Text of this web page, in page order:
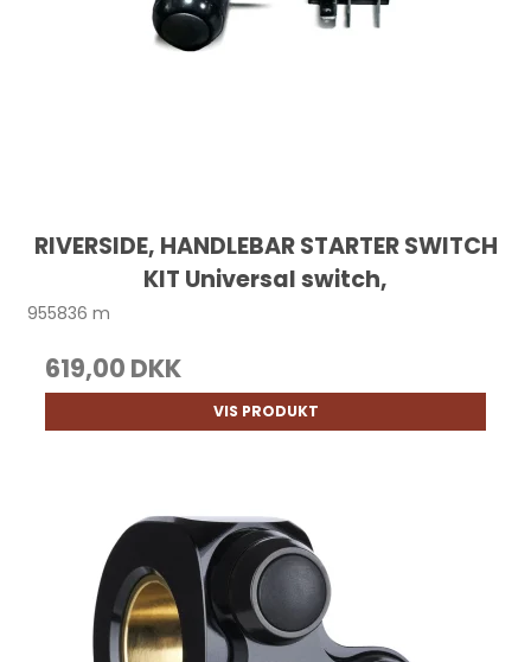
RIVERSIDE, HANDLEBAR STARTER SWITCH
KIT Universal switch,
955836 m
619,00 DKK
VIS PRODUKT